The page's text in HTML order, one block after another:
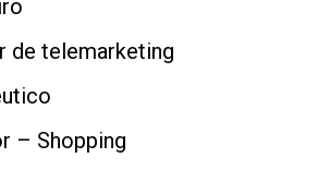
de telemarketing
– Shopping